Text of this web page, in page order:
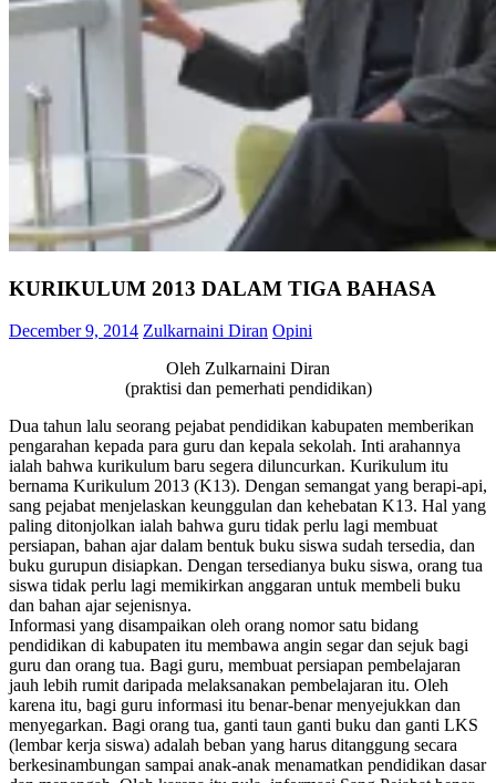
KURIKULUM 2013 DALAM TIGA BAHASA
December 9, 2014 Zulkarnaini Diran Opini
Oleh Zulkarnaini Diran
(praktisi dan pemerhati pendidikan)
Dua tahun lalu seorang pejabat pendidikan kabupaten memberikan
pengarahan kepada para guru dan kepala sekolah. Inti arahannya
ialah bahwa kurikulum baru segera diluncurkan. Kurikulum itu
bernama Kurikulum 2013 (K13). Dengan semangat yang berapi-api,
sang pejabat menjelaskan keunggulan dan kehebatan K13. Hal yang
paling ditonjolkan ialah bahwa guru tidak perlu lagi membuat
persiapan, bahan ajar dalam bentuk buku siswa sudah tersedia, dan
buku gurupun disiapkan. Dengan tersedianya buku siswa, orang tua
siswa tidak perlu lagi memikirkan anggaran untuk membeli buku
dan bahan ajar sejenisnya.
Informasi yang disampaikan oleh orang nomor satu bidang
pendidikan di kabupaten itu membawa angin segar dan sejuk bagi
guru dan orang tua. Bagi guru, membuat persiapan pembelajaran
jauh lebih rumit daripada melaksanakan pembelajaran itu. Oleh
karena itu, bagi guru informasi itu benar-benar menyejukkan dan
menyegarkan. Bagi orang tua, ganti taun ganti buku dan ganti LKS
(lembar kerja siswa) adalah beban yang harus ditanggung secara
berkesinambungan sampai anak-anak menamatkan pendidikan dasar